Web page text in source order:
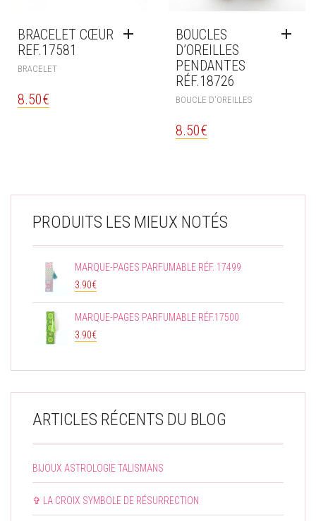
BRACELET CŒUR
REF.17581
BRACELET
8.50€
BOUCLES
D’OREILLES
PENDANTES
RÉF.18726
BOUCLE D'OREILLES
8.50€
PRODUITS LES MIEUX NOTÉS
MARQUE-PAGES PARFUMABLE RÉF. 17499
3.90€
MARQUE-PAGES PARFUMABLE RÉF.17500
3.90€
ARTICLES RÉCENTS DU BLOG
BIJOUX ASTROLOGIE TALISMANS
✞ LA CROIX SYMBOLE DE RÉSURRECTION